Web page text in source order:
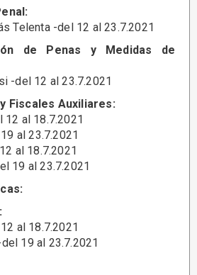
Telenta -del 12 al 23.7.2021
de Penas y Medidas de
-del 12 al 23.7.2021
Fiscales Auxiliares:
12 al 18.7.2021
al 23.7.2021
al 18.7.2021
19 al 23.7.2021
al 18.7.2021
19 al 23.7.2021